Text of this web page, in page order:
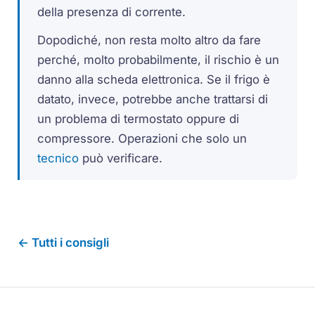
della presenza di corrente.
Dopodiché, non resta molto altro da fare
perché, molto probabilmente, il rischio è un
danno alla scheda elettronica. Se il frigo è
datato, invece, potrebbe anche trattarsi di
un problema di termostato oppure di
compressore. Operazioni che solo un
tecnico può verificare.
← Tutti i consigli